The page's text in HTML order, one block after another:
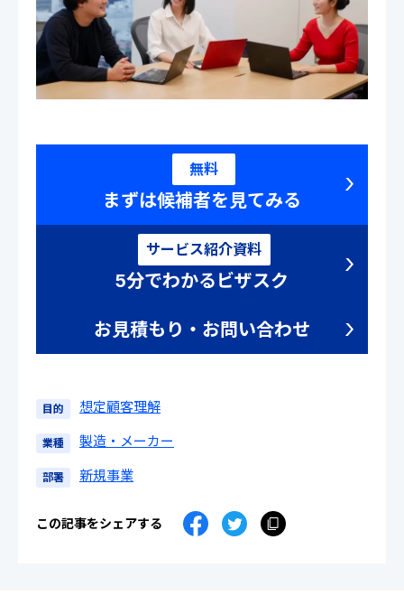
無料
まずは候補者を見てみる
サービス紹介資料
5分でわかるビザスク
お見積もり・お問い合わせ
目的 想定顧客理解
業種 製造・メーカー
部署 新規事業
この記事をシェアする